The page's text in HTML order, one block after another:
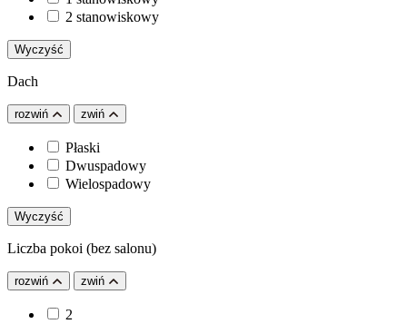
2 stanowiskowy
Wyczyść
Dach
rozwiń zwiń
Płaski
Dwuspadowy
Wielospadowy
Wyczyść
Liczba pokoi (bez salonu)
rozwiń zwiń
2